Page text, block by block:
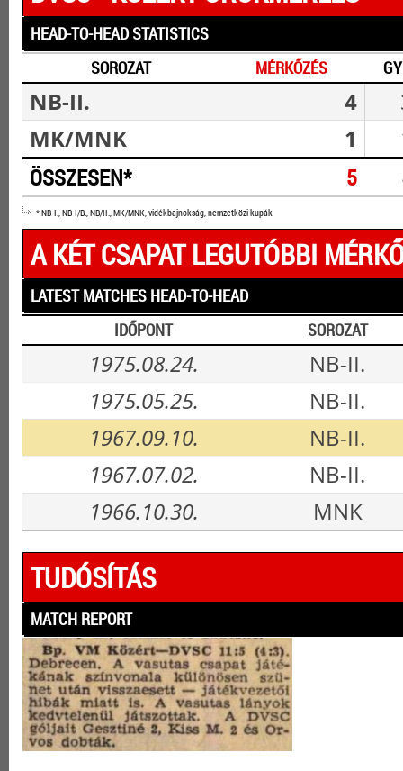
HEAD-TO-HEAD STATISTICS
SOROZAT
MÉRKŐZÉS GY
NB-II. 4
MK/MNK
1
ÖSSZESEN* 5
* NB-I., NB-I/B., NB/II., MK/MNK, vidékbajnokság, nemzetközi kupák
A KÉT CSAPAT LEGUTÓBBI
LATEST MATCHES HEAD-TO-HEAD
IDŐPONT
SOROZAT
1975.08.24.
NB-II.
1975.05.25.
NB-II.
1967.09.10.
NB-II.
1967.07.02.
NB-II.
1966.10.30.
MNK
TUDÓSÍTÁS
MATCH REPORT